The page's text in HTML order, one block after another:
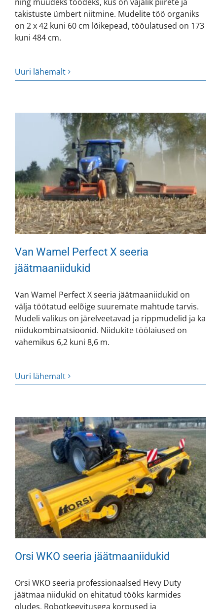
takistuste ümbert niitmine. Mudelite töö organiks
on 2 x 42 kuni 60 cm lõikepead, tööulatused on 173
kuni 484 cm.
Uuri lähemalt
Van Wamel Perfect X seeria
jäätmaaniidukid
Van Wamel Perfect X seeria jäätmaaniidukid on
välja töötatud eelõige suuremate mahtude tarvis.
Mudeli valikus on järelveetavad ja rippmudelid ja ka
niidukombinatsioonid. Niidukite töölaiused on
vahemikus 6,2 kuni 8,6 m.
Uuri lähemalt
Orsi WKO seeria jäätmaaniidukid
Orsi WKO seeria professionaalsed Hevy Duty
jäätmaa niidukid on ehitatud tööks karmides
oludes. Robotkeevitusega korpused ja